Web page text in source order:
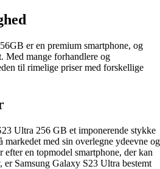
er en premium smartphone, og
Med mange forhandlere og
til rimelige priser med forskellige
Ultra 256 GB et imponerende stykke
med sin overlegne ydeevne og
efter en topmodel smartphone, der kan
Samsung Galaxy S23 Ultra bestemt